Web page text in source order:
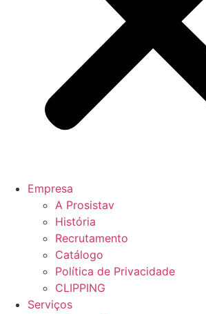
Empresa
A Prosistav
História
Recrutamento
Catálogo
Política de Privacidade
CLIPPING
Serviços